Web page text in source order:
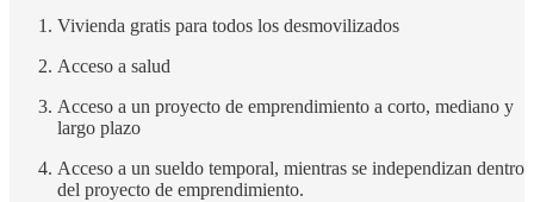
Vivienda gratis para todos los desmovilizados
Acceso a salud
Acceso a un proyecto de emprendimiento a corto, mediano y
largo plazo
Acceso a un sueldo temporal, mientras se independizan dentro
del proyecto de emprendimiento.